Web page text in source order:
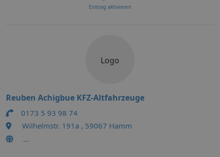
Eintrag aktivieren
Logo
Reuben Achigbue KFZ-Altfahrzeuge
0173 5 93 98 74
Wilhelmstr. 191a , 59067 Hamm
...